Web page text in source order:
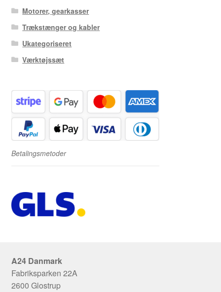
Motorer, gearkasser
Trækstænger og kabler
Ukategoriseret
Værktøjssæt
Betalingsmetoder
A24 Danmark
Fabriksparken 22A
2600 Glostrup